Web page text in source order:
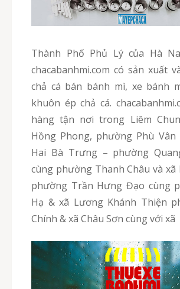
Thành Phố Phủ Lý của Hà Nam, hiện tại
chacabanhmi.com có sản xuất
chả cá bán bánh mì, xe bánh
khuôn ép chả cá.
hàng tận nơi trong Liêm
Hồng Phong, phường Phù Vân
Hai Bà Trưng – phường
cùng phường Thanh Châu và xã
phường Trần Hưng Đạo cùng
Hạ & xã Lương Khánh Thiện
Chính & xã Châu Sơn cùng với xã